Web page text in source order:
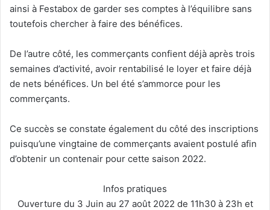
ainsi à Festabox de garder ses comptes à l’équilibre sans
toutefois chercher à faire des bénéfices.
De l’autre côté, les commerçants confient déjà après trois
semaines d’activité, avoir rentabilisé le loyer et faire déjà
de nets bénéfices. Un bel été s’ammorce pour les
commerçants.
Ce succès se constate également du côté des inscriptions
puisqu’une vingtaine de commerçants avaient postulé afin
d’obtenir un contenair pour cette saison 2022.
Infos pratiques
Ouverture du 3 Juin au 27 août 2022 de 11h30 à 23h et